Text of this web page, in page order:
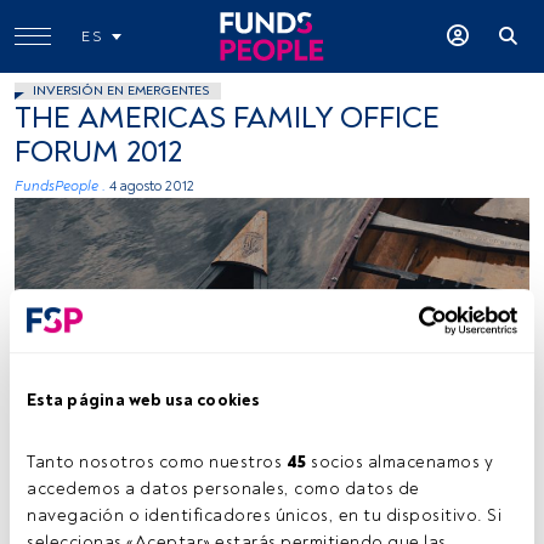
Esta página web usa cookies
Tanto nosotros como nuestros 45 socios almacenamos y
accedemos a datos personales, como datos de
navegación o identificadores únicos, en tu dispositivo. Si
ES
INVERSIÓN EN EMERGENTES
THE AMERICAS FAMILY OFFICE
FORUM 2012
FundsPeople . 4 agosto 2012